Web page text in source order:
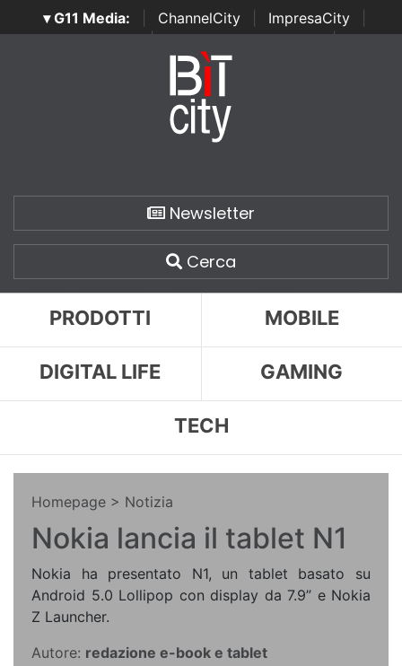
▾ G11 Media: ChannelCity ImpresaCity
SecurityOpenLab | Italian Channel Awards | Italian
Italian Security Awards
Newsletter
Cerca
PRODOTTI MOBILE
DIGITAL LIFE GAMING
TECH
Homepage > Notizia
Nokia lancia il tablet N1
Nokia ha presentato N1, un tablet basato su
Android 5.0 Lollipop con display da 7.9” e Nokia
Z Launcher.
Autore: redazione e-book e tablet